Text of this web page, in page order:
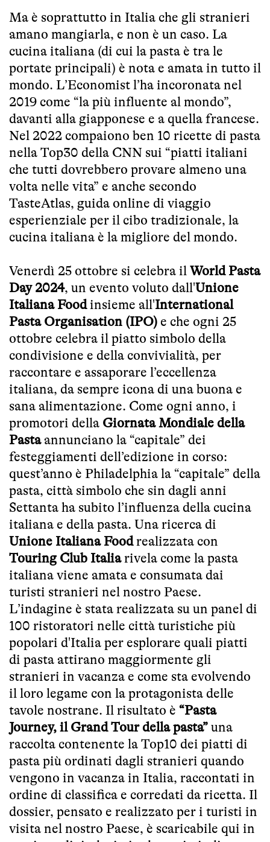
Ma è soprattutto in Italia che gli stranieri
amano mangiarla, e non è un caso. La
cucina italiana (di cui la pasta è tra le
portate principali) è nota e amata in tutto il
mondo. L’Economist l’ha incoronata nel
2019 come “la più influente al mondo”,
davanti alla giapponese e a quella francese.
Nel 2022 compaiono ben 10 ricette di pasta
nella Top30 della CNN sui “piatti italiani
che tutti dovrebbero provare almeno una
volta nelle vita” e anche secondo
TasteAtlas, guida online di viaggio
esperienziale per il cibo tradizionale, la
cucina italiana è la migliore del mondo.
Venerdì 25 ottobre si celebra il World Pasta
Day 2024, un evento voluto dall'Unione
Italiana Foodinsieme all'International
Pasta Organisation (IPO) e che ogni 25
ottobre celebra il piatto simbolo della
condivisione e della convivialità, per
raccontare e assaporare l’eccellenza
italiana, da sempre icona di una buona e
sana alimentazione. Come ogni anno, i
promotori della Giornata Mondiale della
Pastaannunciano la “capitale” dei
festeggiamenti dell’edizione in corso:
quest’anno è Philadelphia la “capitale” della
pasta, città simbolo che sin dagli anni
Settanta ha subito l’influenza della cucina
italiana e della pasta. Una ricerca di
Unione Italiana Foodrealizzata con
Touring Club Italiarivela come la pasta
italiana viene amata e consumata dai
turisti stranieri nel nostro Paese.
L’indagine è stata realizzata su un panel di
100 ristoratori nelle città turistiche più
popolari d'Italia per esplorare quali piatti
di pasta attirano maggiormente gli
stranieri in vacanza e come sta evolvendo
il loro legame con la protagonista delle
tavole nostrane. Il risultato è “Pasta
Journey, il Grand Tour della pasta” una
raccolta contenente la Top10 dei piatti di
pasta più ordinati dagli stranieri quando
vengono in vacanza in Italia, raccontati in
ordine di classifica e corredati da ricetta. Il
dossier, pensato e realizzato per i turisti in
visita nel nostro Paese, è scaricabile qui in